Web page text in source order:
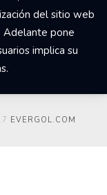
del sitio web
Adelante pone
implica su
EVERGOL.COM